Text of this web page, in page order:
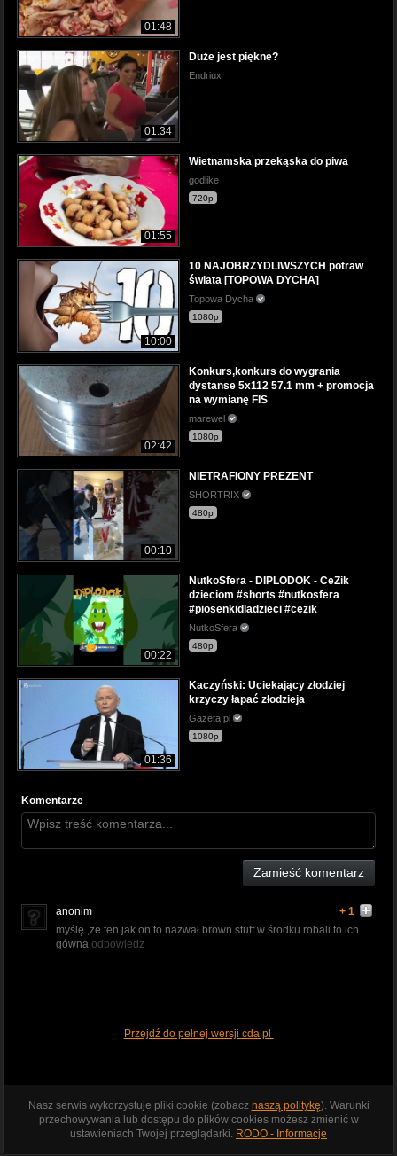
01:48
01:34
Duże jest piękne?
Endriux
01:55
Wietnamska przekąska do piwa
godlike
720p
10:00
10 NAJOBRZYDLIWSZYCH potraw
świata [TOPOWA DYCHA]
Topowa Dycha
1080p
02:42
Konkurs,konkurs do wygrania
dystanse 5x112 57.1 mm + promocja
na wymianę FIS
marewel
1080p
00:10
NIETRAFIONY PREZENT
SHORTRIX
480p
00:22
NutkoSfera - DIPLODOK - CeZik
dzieciom #shorts #nutkosfera
#piosenkidladzieci #cezik
NutkoSfera
480p
01:36
Kaczyński: Uciekający złodziej
krzyczy łapać złodzieja
Gazeta.pl
1080p
Komentarze
Zamieść komentarz
anonim
+ 1
myślę ,że ten jak on to nazwał brown stuff w środku robali to ich
gówna odpowiedz
Przejdź do pełnej wersji cda.pl
Nasz serwis wykorzystuje pliki cookie (zobacz naszą politykę). Warunki
przechowywania lub dostępu do plików cookies możesz zmienić w
ustawieniach Twojej przeglądarki. RODO - Informacje